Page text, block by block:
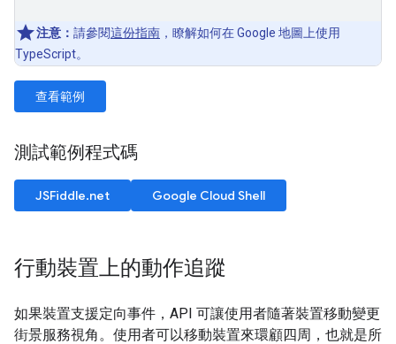
注意： 請參閱這份指南 ，瞭解如何在 Google 地圖上使用
TypeScript。
查看範例
測試範例程式碼
JSFiddle.net Google Cloud Shell
行動裝置上的動作追蹤
如果裝置支援定向事件，API 可讓使用者隨著裝置移動變更
街景服務視角。使用者可以移動裝置來環顧四周，也就是所